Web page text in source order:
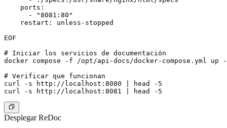
    ports:
      - "8081:80"
    restart: unless-stopped
EOF
# Iniciar los servicios de documentación
docker compose -f /opt/api-docs/docker-compose.yml up
# Verificar que funcionan
curl -s http://localhost:8080 | head -5
Desplegar ReDoc